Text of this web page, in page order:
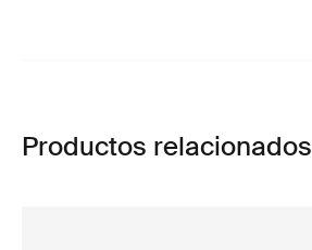
Productos relacionados